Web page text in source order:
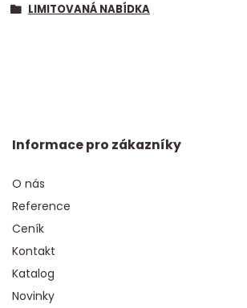
LIMITOVANÁ NABÍDKA
Informace pro zákazníky
O nás
Reference
Ceník
Kontakt
Katalog
Novinky